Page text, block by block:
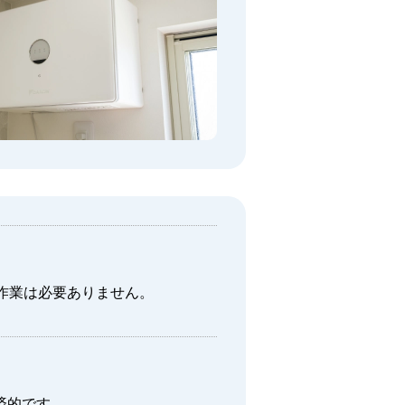
は必要ありません。